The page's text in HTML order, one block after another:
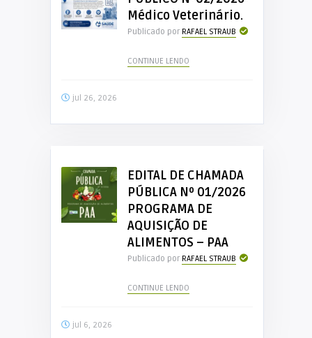
Médico Veterinário.
Publicado por RAFAEL STRAUB
CONTINUE LENDO
jul 26, 2026
EDITAL DE CHAMADA
PÚBLICA Nº 01/2026
PROGRAMA DE
AQUISIÇÃO DE
ALIMENTOS – PAA
Publicado por RAFAEL STRAUB
CONTINUE LENDO
jul 6, 2026